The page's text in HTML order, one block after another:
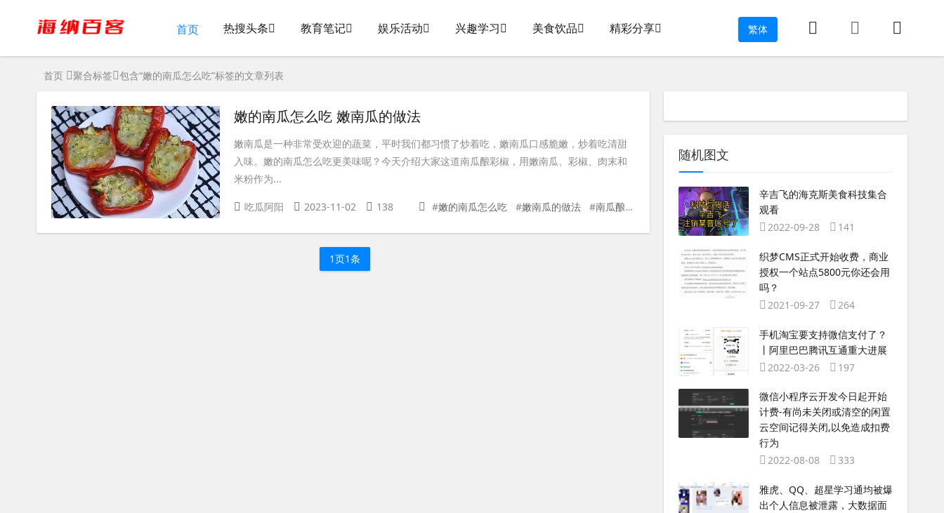
首页 热搜头条 教育笔记 娱乐活动 兴趣学习 美食饮品 精彩分享 繁体
首页 聚合标签 包含“嫩的南瓜怎么吃”标签的文章列表
嫩的南瓜怎么吃 嫩南瓜的做法
嫩南瓜是一种非常受欢迎的蔬菜，平时我们都习惯了炒着吃，嫩南瓜口感脆嫩，炒着吃清甜
入味。嫩的南瓜怎么吃更美味呢？今天介绍大家这道南瓜酿彩椒，用嫩南瓜、彩椒、肉末和
米粉作为...
吃瓜阿阳 2023-11-02 138 #嫩的南瓜怎么吃 #嫩南瓜的做法 #南瓜酿彩椒嫩的南瓜怎么吃
1页1条
随机图文
辛吉飞的海克斯美食科技集合
观看
2022-09-28
141
织梦CMS正式开始收费，商业
授权一个站点5800元你还会用
吗？
2021-09-27
264
手机淘宝要支持微信支付了？
丨阿里巴巴腾讯互通重大进展
2022-03-26
197
微信小程序云开发今日起开始
计费-有尚未关闭或清空的闲置
云空间记得关闭,以免造成扣费
行为
2022-08-08
333
雅虎、QQ、超星学习通均被爆
出个人信息被泄露，大数据面